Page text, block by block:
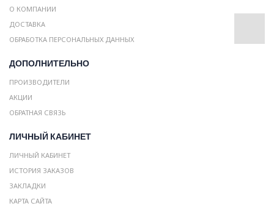
О КОМПАНИИ
ДОСТАВКА
ОБРАБОТКА ПЕРСОНАЛЬНЫХ ДАННЫХ
ДОПОЛНИТЕЛЬНО
ПРОИЗВОДИТЕЛИ
АКЦИИ
ОБРАТНАЯ СВЯЗЬ
ЛИЧНЫЙ КАБИНЕТ
ЛИЧНЫЙ КАБИНЕТ
ИСТОРИЯ ЗАКАЗОВ
ЗАКЛАДКИ
КАРТА САЙТА